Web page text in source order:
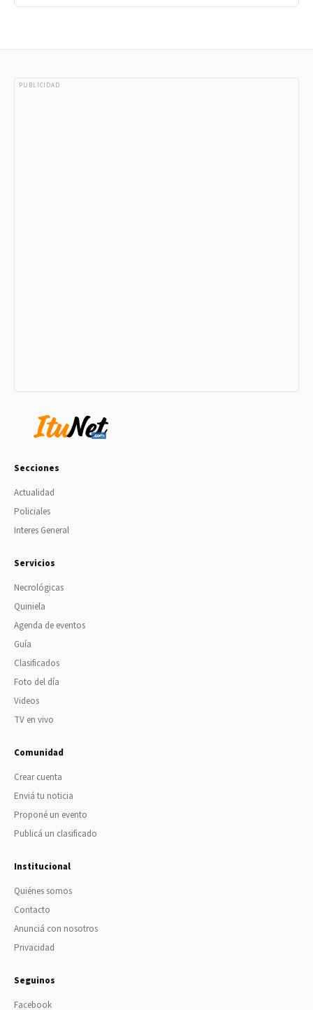
PUBLICIDAD
Secciones
Actualidad
Policiales
Interes General
Servicios
Necrológicas
Quiniela
Agenda de eventos
Guía
Clasificados
Foto del día
Videos
TV en vivo
Comunidad
Crear cuenta
Enviá tu noticia
Proponé un evento
Publicá un clasificado
Institucional
Quiénes somos
Contacto
Anunciá con nosotros
Privacidad
Seguinos
Facebook